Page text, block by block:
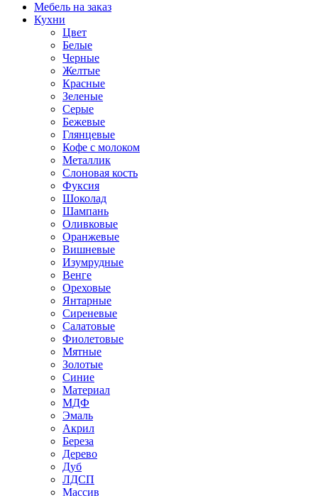
Мебель на заказ
Кухни
Цвет
Белые
Черные
Желтые
Красные
Зеленые
Серые
Бежевые
Глянцевые
Кофе с молоком
Металлик
Слоновая кость
Фуксия
Шоколад
Шампань
Оливковые
Оранжевые
Вишневые
Изумрудные
Венге
Ореховые
Янтарные
Сиреневые
Салатовые
Фиолетовые
Мятные
Золотые
Синие
Материал
МДФ
Эмаль
Акрил
Береза
Дерево
Дуб
ЛДСП
Массив